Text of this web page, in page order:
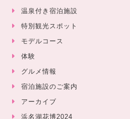
温泉付き宿泊施設
特別観光スポット
モデルコース
体験
グルメ情報
宿泊施設のご案内
アーカイブ
浜名湖花博2024